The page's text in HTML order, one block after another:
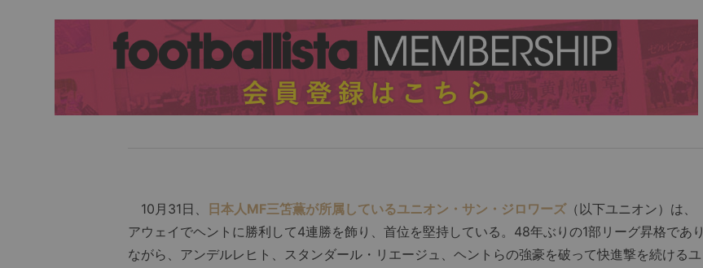
10月31日、 日本人MF三笘薫が所属しているユニオン・サン・ジロワーズ（以下ユニオン）は、
アウェイでヘントに勝利して4連勝を飾り、首位を堅持している。48年ぶりの1部リーグ昇格であり
ながら、アンデルレヒト、スタンダール・リエージュ、ヘントらの強豪を破って快進撃を続けるユ